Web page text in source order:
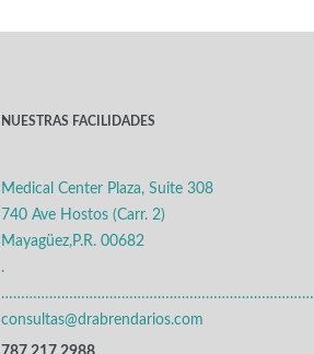
NUESTRAS FACILIDADES
Medical Center Plaza, Suite 308
740 Ave Hostos (Carr. 2)
Mayagüez,P.R. 00682
.
……………………………………………………………………
consultas@drabrendarios.com